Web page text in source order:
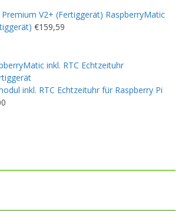
RaspberryMatic
€159,59
inkl. RTC Echtzeituhr für Raspberry Pi